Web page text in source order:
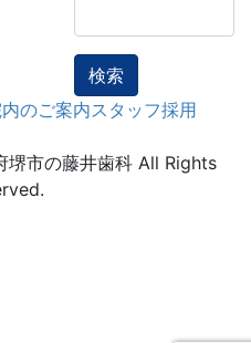
索:
のご案内スタッフ採用
市の藤井歯科 All Rights